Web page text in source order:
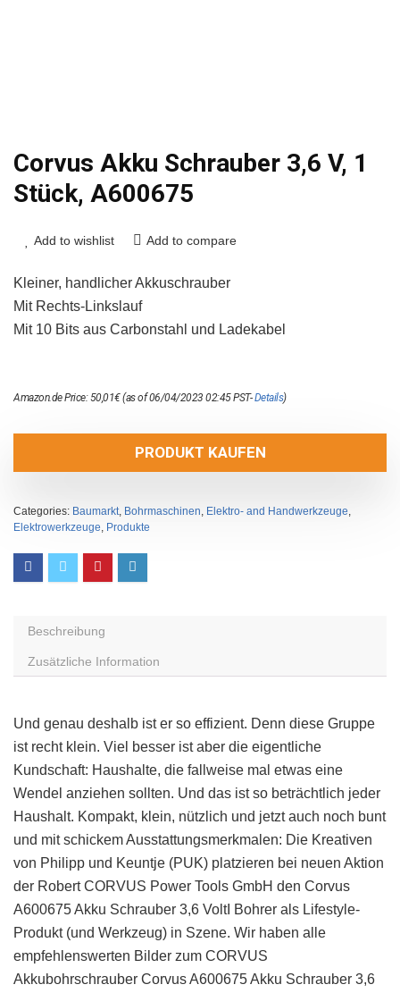
Corvus Akku Schrauber 3,6 V, 1
Stück, A600675
Add to wishlist Add to compare
Kleiner, handlicher Akkuschrauber
Mit Rechts-Linkslauf
Mit 10 Bits aus Carbonstahl und Ladekabel
Amazon.de Price:50,01€(as of 06/04/2023 02:45 PST-Details)
PRODUKT KAUFEN
Categories: Baumarkt Bohrmaschinen Elektro- and Handwerkzeuge
Elektrowerkzeuge Produkte
Beschreibung
Zusätzliche Information
Und genau deshalb ist er so effizient. Denn diese Gruppe
ist recht klein. Viel besser ist aber die eigentliche
Kundschaft: Haushalte, die fallweise mal etwas eine
Wendel anziehen sollten. Und das ist so beträchtlich jeder
Haushalt. Kompakt, klein, nützlich und jetzt auch noch bunt
und mit schickem Ausstattungsmerkmalen: Die Kreativen
von Philipp und Keuntje (PUK) platzieren bei neuen Aktion
der Robert CORVUS Power Tools GmbH den Corvus
A600675 Akku Schrauber 3,6 VoltI Bohrer als Lifestyle-
Produkt (und Werkzeug) in Szene. Wir haben alle
empfehlenswerten Bilder zum CORVUS
Akkubohrschrauber Corvus A600675 Akku Schrauber 3,6